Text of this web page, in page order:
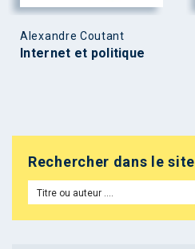
Alexandre Coutant
Internet et politique
Rechercher dans le site